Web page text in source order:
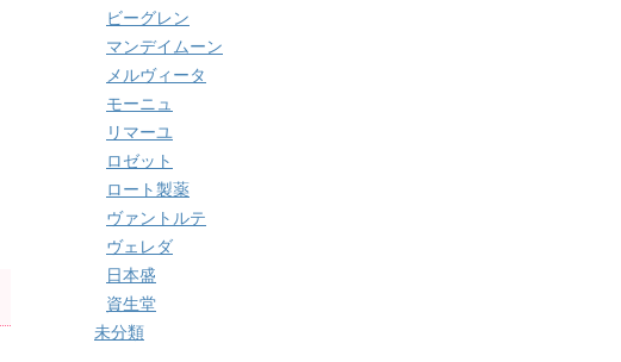
ビーグレン
マンデイムーン
メルヴィータ
モーニュ
リマーユ
ロゼット
ロート製薬
ヴァントルテ
ヴェレダ
日本盛
資生堂
未分類